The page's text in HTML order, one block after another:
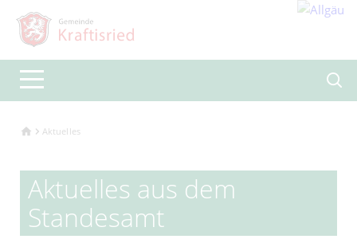
Aktuelles
Aktuelles aus dem
Standesamt